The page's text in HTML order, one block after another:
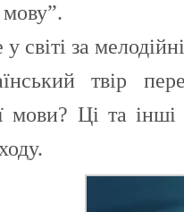
світі за
твір
мови? Ці та